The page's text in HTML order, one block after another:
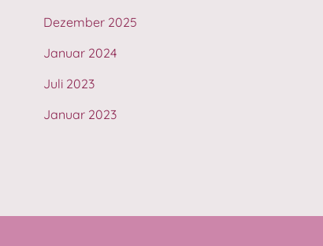
Dezember 2025
Januar 2024
Juli 2023
Januar 2023